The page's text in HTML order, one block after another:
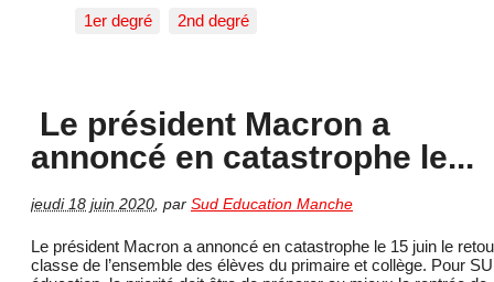
1er degré
2nd degré
Le président Macron a
annoncé en catastrophe le...
jeudi 18 juin 2020 par Sud Education Manche
Le président Macron a annoncé en catastrophe le 15 juin le
classe de l’ensemble des élèves du primaire et collège. Pour